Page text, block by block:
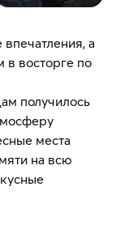
а
в восторге по
получилось
места
на всю